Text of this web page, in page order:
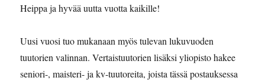
Heippa ja hyvää uutta vuotta kaikille!
Uusi vuosi tuo mukanaan myös tulevan lukuvuoden
tuutorien valinnan. Vertaistuutorien lisäksi yliopisto hakee
seniori-, maisteri- ja kv-tuutoreita, joista tässä postauksessa